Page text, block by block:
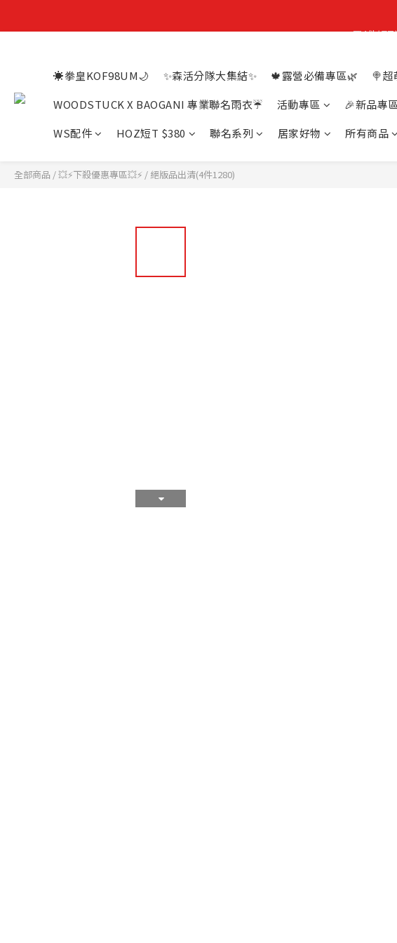
☀️拳皇KOF98UM🌙 ✨森活分隊大集結✨ 🍁露營必備專區🌿 🍭超
WOODSTUCK X BAOGANI 專業聯名雨衣☔
活動專區 🎉新品專區
WS配件
HOZ短T $380 聯名系列 居家好物 所有商品
全部商品 /💥⚡下殺優惠專區💥⚡ / 絕版品出清(4件1280)